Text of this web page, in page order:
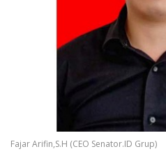
Fajar Arifin,S.H (CEO Senator.ID Grup)